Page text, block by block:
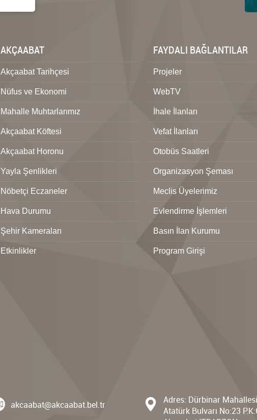
AKÇAABAT
Akçaabat Tarihçesi
Nüfus ve Ekonomi
Mahalle Muhtarlarımız
Akçaabat Köftesi
Akçaabat Horonu
Yayla Şenlikleri
Nöbetçi Eczaneler
Hava Durumu
Şehir Kameraları
Etkinlikler
FAYDALI BAĞLANTILAR
Projeler
WebTV
İhale İlanları
Vefat İlanları
Otobüs Saatleri
Organizasyon Şeması
Meclis Üyelerimiz
Evlendirme İşlemleri
Basın İlan Kurumu
Program Girişi
akcaabat@akcaabat.bel.tr
Adres: Dürbinar Mahallesi
Atatürk Bulvarı No:23